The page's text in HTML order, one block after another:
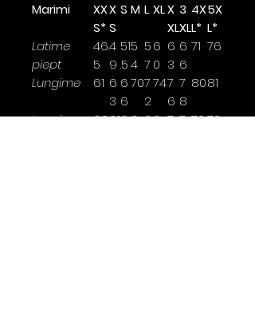
Marimi
XX
S*
X
S
S M L XLX
XL
3
XL
4X
L*
5X
L*
Latime
piept
46.
5
4
9
51
.5
5
4
5
7
6
0
6
3
6
6
71 76
Lungime 61 6
3
6
6
707
2
747
6
7
8
8081
Lungime
60.6166 66 7 7 7070